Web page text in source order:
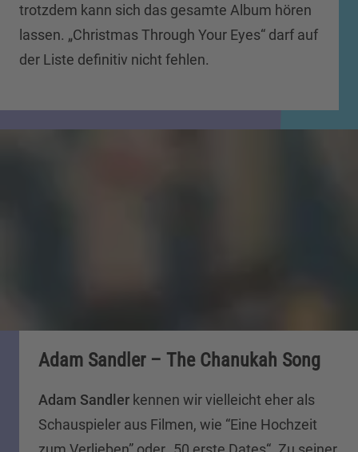
trotzdem kann sich das gesamte Album hören
lassen. „Christmas Through Your Eyes“ darf auf
der Liste definitiv nicht fehlen.
Adam Sandler – The Chanukah Song
Adam Sandler kennen wir vielleicht eher als
Schauspieler aus Filmen, wie “Eine Hochzeit